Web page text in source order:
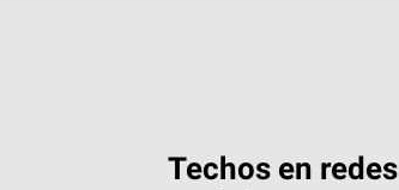
Techos en redes